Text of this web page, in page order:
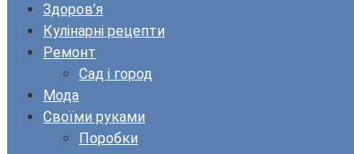
Здоров’я
Кулінарні рецепти
Ремонт
Сад і город
Мода
Своїми руками
Поробки